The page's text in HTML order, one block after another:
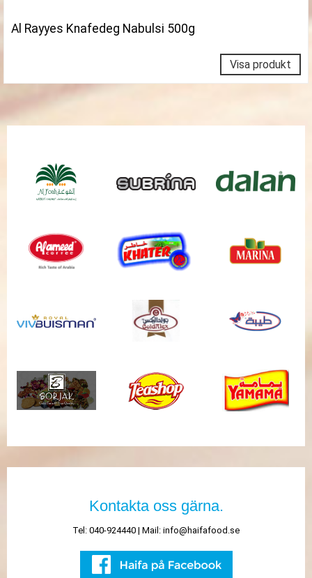
Al Rayyes Knafedeg Nabulsi 500g
Visa produkt
Kontakta oss gärna.
Tel: 040-924440 | Mail: info@haifafood.se